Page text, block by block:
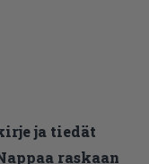
ja tiedät
raskaan